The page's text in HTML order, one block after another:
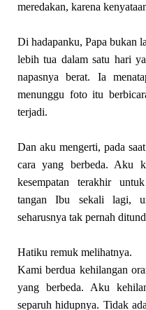
meredakan, karena
Di hadapanku, Papa bukan
lebih tua dalam satu hari
napasnya berat. Ia
menunggu foto itu
terjadi.
Dan aku mengerti, pada
cara yang berbeda. Aku
kesempatan terakhir
tangan Ibu sekali lagi,
seharusnya tak pernah
Hatiku remuk melihatnya.
Kami berdua kehilangan
yang berbeda. Aku
separuh hidupnya. Tidak